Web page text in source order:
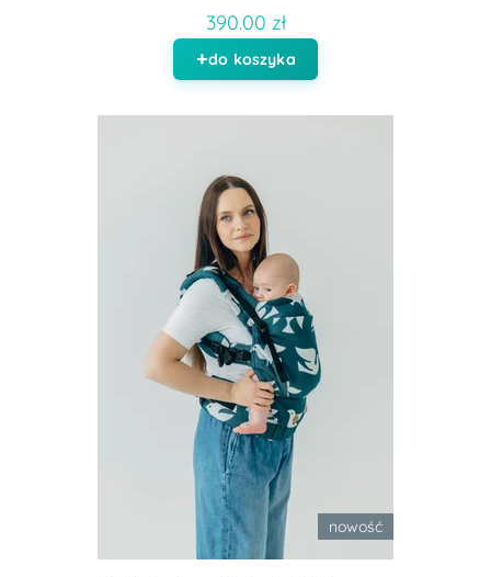
390.00 zł
do koszyka
nowość